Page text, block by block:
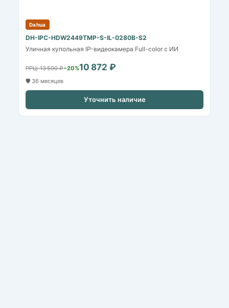
Dahua
DH-IPC-HDW2449TMP-S-IL-0280B-S2
Уличная купольная IP-видеокамера Full-color с ИИ
РРЦ: 13 590 ₽−20%10 872 ₽
🛡️ 36 месяцев
Уточнить наличие